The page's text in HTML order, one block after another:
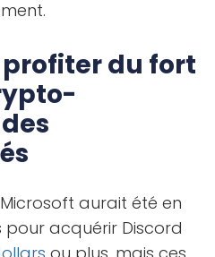
du fort
aurait été en
acquérir Discord